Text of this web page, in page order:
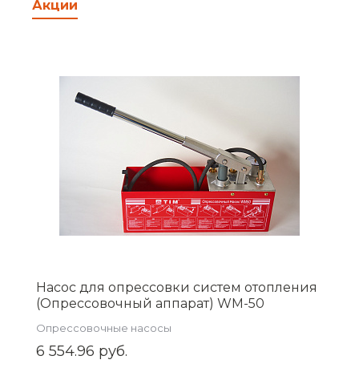
Акции
Насос для опрессовки систем отопления
(Опрессовочный аппарат) WM-50
Опрессовочные насосы
6 554.96 руб.